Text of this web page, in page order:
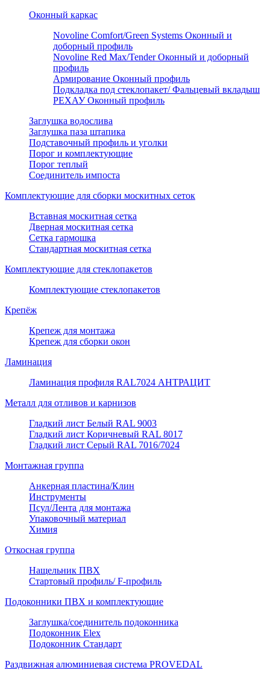
Оконный каркас
Novoline Comfort/Green Systems Оконный и
доборный профиль
Novoline Red Max/Tender Оконный и доборный
профиль
Армирование Оконный профиль
Подкладка под стеклопакет/ Фальцевый вкладыш
РЕХАУ Оконный профиль
Заглушка водослива
Заглушка паза штапика
Подставочный профиль и уголки
Порог и комплектующие
Порог теплый
Соединитель импоста
Комплектующие для сборки москитных сеток
Вставная москитная сетка
Дверная москитная сетка
Сетка гармошка
Стандартная москитная сетка
Комплектующие для стеклопакетов
Комплектующие стеклопакетов
Крепёж
Крепеж для монтажа
Крепеж для сборки окон
Ламинация
Ламинация профиля RAL7024 АНТРАЦИТ
Металл для отливов и карнизов
Гладкий лист Белый RAL 9003
Гладкий лист Коричневый RAL 8017
Гладкий лист Серый RAL 7016/7024
Монтажная группа
Анкерная пластина/Клин
Инструменты
Псул/Лента для монтажа
Упаковочный материал
Химия
Откосная группа
Нащельник ПВХ
Стартовый профиль/ F-профиль
Подоконники ПВХ и комплектующие
Заглушка/соединитель подоконника
Подоконник Elex
Подоконник Стандарт
Раздвижная алюминиевая система PROVEDAL